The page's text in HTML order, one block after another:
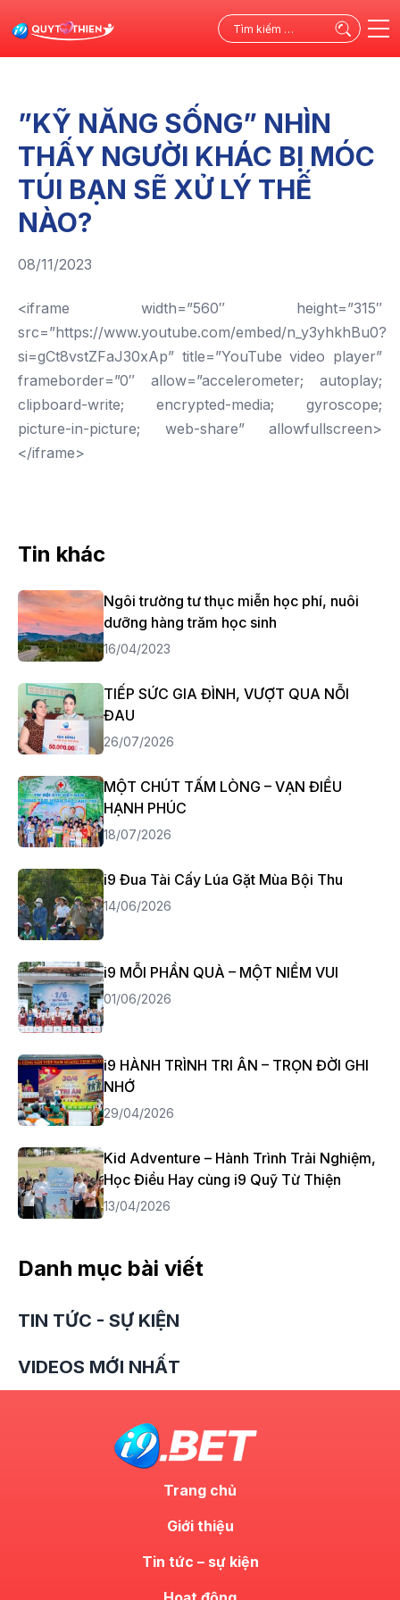
kiếm
”KỸ NĂNG SỐNG” NHÌN
THẤY NGƯỜI KHÁC BỊ MÓC
TÚI BẠN SẼ XỬ LÝ THẾ
NÀO?
08/11/2023
<iframe width=”560″ height=”315″
src=”https://www.youtube.com/embed/n_y3yhkhBu0?
si=gCt8vstZFaJ30xAp” title=”YouTube video player”
frameborder=”0″ allow=”accelerometer; autoplay;
clipboard-write; encrypted-media; gyroscope;
picture-in-picture; web-share” allowfullscreen>
</iframe>
Tin khác
Ngôi trường tư thục miễn học phí, nuôi
dưỡng hàng trăm học sinh
16/04/2023
TIẾP SỨC GIA ĐÌNH, VƯỢT QUA NỖI
ĐAU
26/07/2026
MỘT CHÚT TẤM LÒNG – VẠN ĐIỀU
HẠNH PHÚC
18/07/2026
i9 Đua Tài Cấy Lúa Gặt Mùa Bội Thu
14/06/2026
i9 MỖI PHẦN QUÀ – MỘT NIỀM VUI
01/06/2026
i9 HÀNH TRÌNH TRI ÂN – TRỌN ĐỜI GHI
NHỚ
29/04/2026
Kid Adventure – Hành Trình Trải Nghiệm,
Học Điều Hay cùng i9 Quỹ Từ Thiện
13/04/2026
Danh mục bài viết
TIN TỨC - SỰ KIỆN
VIDEOS MỚI NHẤT
Trang chủ
Giới thiệu
Tin tức – sự kiện